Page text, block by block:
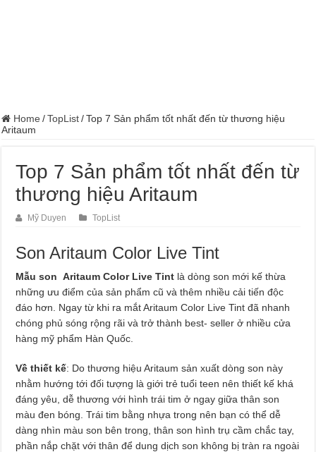
Home / TopList / Top 7 Sản phẩm tốt nhất đến từ thương hiệu
Aritaum
Top 7 Sản phẩm tốt nhất đến từ
thương hiệu Aritaum
Mỹ Duyen TopList
Son Aritaum Color Live Tint
Mẫu son Aritaum Color Live Tint là dòng son mới kế thừa
những ưu điểm của sản phẩm cũ và thêm nhiều cải tiến độc
đáo hơn. Ngay từ khi ra mắt Aritaum Color Live Tint đã nhanh
chóng phủ sóng rộng rãi và trở thành best- seller ở nhiều cửa
hàng mỹ phẩm Hàn Quốc.
Về thiết kế: Do thương hiệu Aritaum sản xuất dòng son này
nhằm hướng tới đối tượng là giới trẻ tuổi teen nên thiết kế khá
đáng yêu, dễ thương với hình trái tim ở ngay giữa thân son
màu đen bóng. Trái tim bằng nhựa trong nên bạn có thể dễ
dàng nhìn màu son bên trong, thân son hình trụ cầm chắc tay,
phần nắp chặt với thân để dung dịch son không bị tràn ra ngoài